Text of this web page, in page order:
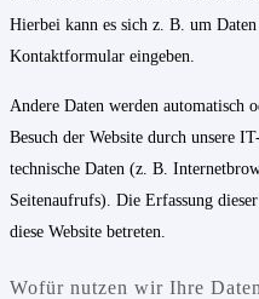
Hierbei kann es sich z. B. um
Kontaktformular eingeben.
Andere Daten werden
Besuch der Website durch unsere
technische Daten (z. B.
Seitenaufrufs). Die Erfassung
diese Website betreten.
Wofür nutzen wir Ihre